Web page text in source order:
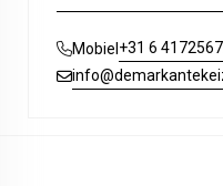
Mobiel +31 6